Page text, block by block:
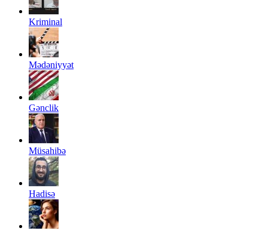
Kriminal
Mədəniyyət
Gənclik
Müsahibə
Hadisə